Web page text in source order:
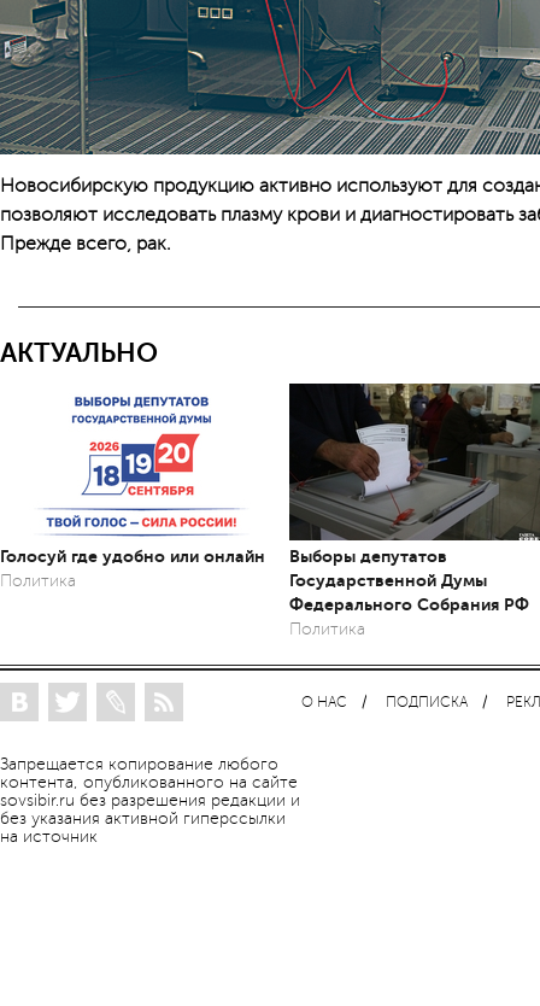
Новосибирскую продукцию активно используют для
позволяют исследовать плазму крови и диагностировать
Прежде всего, рак.
АКТУАЛЬНО
Голосуй где удобно или онлайн
Политика
Выборы депутатов
Государственной Думы
Федерального Собрания РФ
Политика
Запрещается копирование любого
контента, опубликованного на сайте
sovsibir.ru без разрешения редакции и
без указания активной гиперссылки
на источник
О НАС ПОДПИСКА